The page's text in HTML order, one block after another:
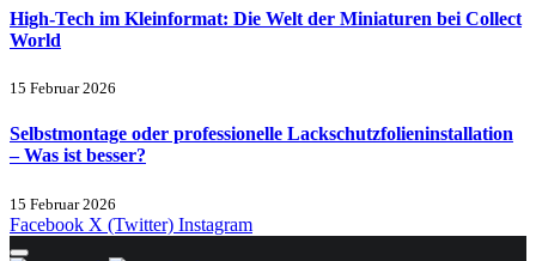
High-Tech im Kleinformat: Die Welt der Miniaturen bei Collect
World
15 Februar 2026
Selbstmontage oder professionelle Lackschutzfolieninstallation
– Was ist besser?
15 Februar 2026
Facebook X (Twitter) Instagram